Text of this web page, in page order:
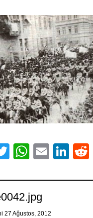
TwitterEmail
27 Ağustos, 2012